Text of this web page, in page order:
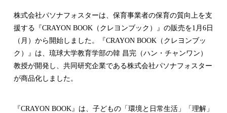
株式会社パソナフォスターは、保育事業者の保育の質向上を支
援する『CRAYON BOOK（クレヨンブック）』の販売を1月6日
（月）から開始しました。『CRAYON BOOK（クレヨンブッ
ク）』は、琉球大学教育学部の韓 昌完（ハン・チャンワン）
教授が開発し、共同研究企業である株式会社パソナフォスター
が商品化しました。
『CRAYON BOOK』は、子どもの「環境と日常生活」「理解」